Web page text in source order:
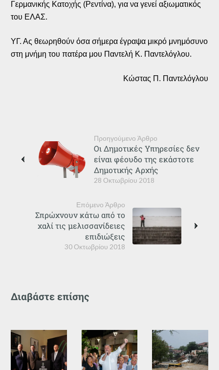
Γερμανικής Κατοχής (Ρεντίνα), για να γενεί αξιωματικός
του ΕΛΑΣ.
ΥΓ. Ας θεωρηθούν όσα σήμερα έγραψα μικρό μνημόσυνο
στη μνήμη του πατέρα μου Παντελή Κ. Παντελόγλου.
Κώστας Π. Παντελόγλου
Προηγούμενο Άρθρο
28 Οκτωβρίου 2018
Οι Δημοτικές Υπηρεσίες δεν
είναι φέουδο της εκάστοτε
Δημοτικής Αρχής
Επόμενο Άρθρο
30 Οκτωβρίου 2018
Σπρώχνουν κάτω από το
χαλί τις μελισσανίδειες
επιδιώξεις
Διαβάστε επίσης